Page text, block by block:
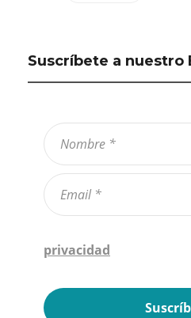
Suscríbete a nuestro
privacidad